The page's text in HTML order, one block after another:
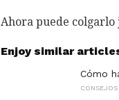
Ahora puede
Enjoy similar
Cómo